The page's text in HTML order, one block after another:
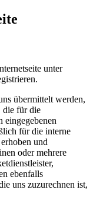
unter
übermittelt werden,
die für die
für die interne
und
oder mehrere
ebenfalls
uns zuzurechnen ist,